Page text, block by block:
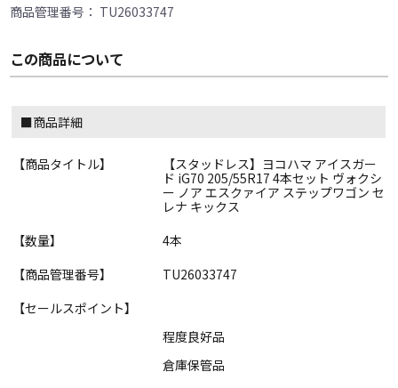
商品管理番号： TU26033747
この商品について
■商品詳細
【商品タイトル】
【スタッドレス】ヨコハマ アイスガー
ド iG70 205/55R17 4本セット ヴォクシ
ー ノア エスクァイア ステップワゴン セ
レナ キックス
【数量】
4本
【商品管理番号】
TU26033747
【セールスポイント】
程度良好品
倉庫保管品